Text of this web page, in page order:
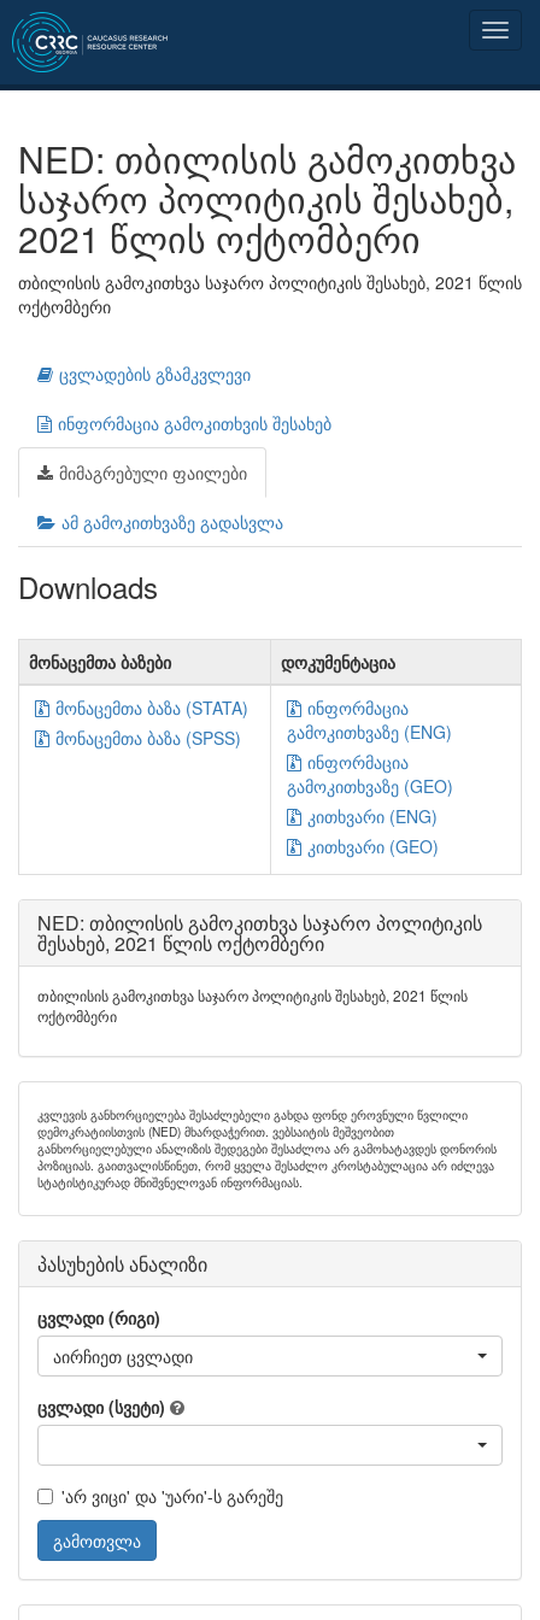
NED: თბილისის გამოკითხვა
საჯარო პოლიტიკის შესახებ,
2021 წლის ოქტომბერი
თბილისის გამოკითხვა საჯარო პოლიტიკის შესახებ, 2021 წლის
ოქტომბერი
ცვლადების გზამკვლევი
ინფორმაცია გამოკითხვის შესახებ
მიმაგრებული ფაილები
ამ გამოკითხვაზე გადასვლა
Downloads
მონაცემთა ბაზები
დოკუმენტაცია
მონაცემთა ბაზა (STATA)
მონაცემთა ბაზა (SPSS)
ინფორმაცია
გამოკითხვაზე (ENG)
ინფორმაცია
გამოკითხვაზე (GEO)
კითხვარი (ENG)
კითხვარი (GEO)
NED: თბილისის გამოკითხვა საჯარო პოლიტიკის
შესახებ, 2021 წლის ოქტომბერი
თბილისის გამოკითხვა საჯარო პოლიტიკის შესახებ, 2021 წლის
ოქტომბერი
კვლევის განხორციელება შესაძლებელი გახდა ფონდ ეროვნული წვლილი
დემოკრატიისთვის (NED) მხარდაჭერით. ვებსაიტის მეშვეობით
განხორციელებული ანალიზის შედეგები შესაძლოა არ გამოხატავდეს დონორის
პოზიციას. გაითვალისწინეთ, რომ ყველა შესაძლო კროსტაბულაცია არ იძლევა
სტატისტიკურად მნიშვნელოვან ინფორმაციას.
პასუხების ანალიზი
ცვლადი (რიგი)
აირჩიეთ ცვლადი
ცვლადი (სვეტი)
'არ ვიცი' და 'უარი'-ს გარეშე
გამოთვლა